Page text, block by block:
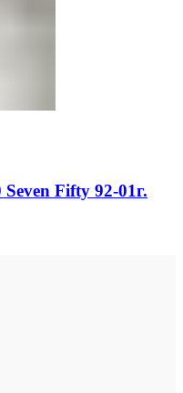
Fifty 92-01г.